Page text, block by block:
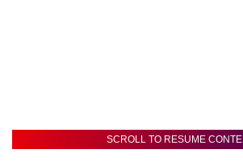
SCROLL TO RESUME